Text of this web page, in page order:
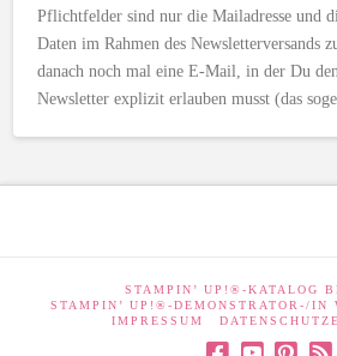
Pflichtfelder sind nur die Mailadresse und
Daten im Rahmen des Newsletterversands
danach noch mal eine E-Mail, in der Du
Newsletter explizit erlauben musst (das
STAMPIN’ UP!®-KATALOG
STAMPIN’ UP!®-DEMONSTRATOR-/IN
IMPRESSUM